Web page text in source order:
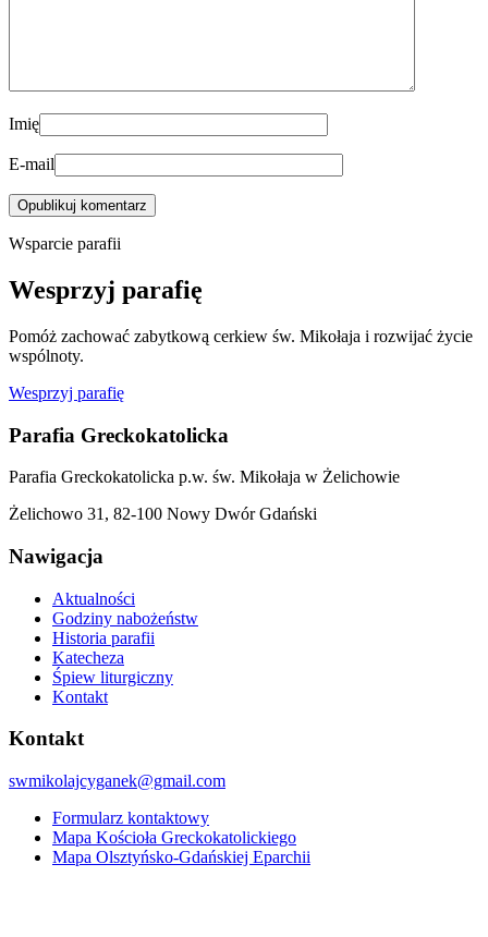
Imię
E-mail
Wsparcie parafii
Wesprzyj parafię
Pomóż zachować zabytkową cerkiew św. Mikołaja i rozwijać życie
wspólnoty.
Wesprzyj parafię
Parafia Greckokatolicka
Parafia Greckokatolicka p.w. św. Mikołaja w Żelichowie
Żelichowo 31, 82-100 Nowy Dwór Gdański
Nawigacja
Aktualności
Godziny nabożeństw
Historia parafii
Katecheza
Śpiew liturgiczny
Kontakt
Kontakt
swmikolajcyganek@gmail.com
Formularz kontaktowy
Mapa Kościoła Greckokatolickiego
Mapa Olsztyńsko-Gdańskiej Eparchii